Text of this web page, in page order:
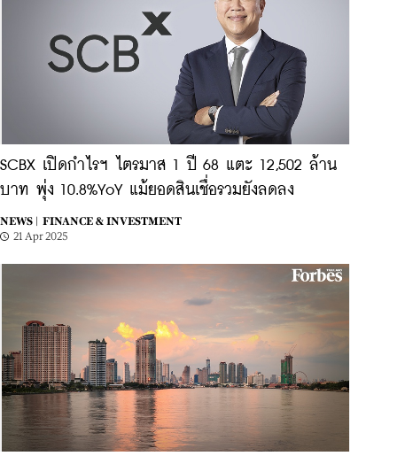
SCBX เปิดกำไรฯ ไตรมาส 1 ปี 68 แตะ 12,502 ล้าน
บาท พุ่ง 10.8%YoY แม้ยอดสินเชื่อรวมยังลดลง
NEWS |
FINANCE & INVESTMENT
21 Apr 2025